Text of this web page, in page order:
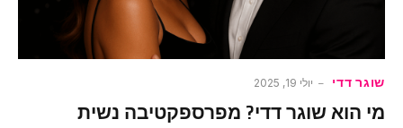
שוגר דדי יולי 19, 2025
מי הוא שוגר דדי? מפרספקטיבה נשית